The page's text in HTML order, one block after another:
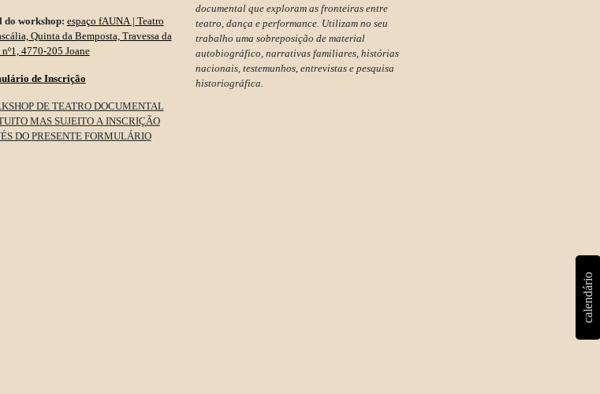
calendário
do workshop: espaço fAUNA | Teatro
Quinta da Bemposta, Travessa da
4770-205 Joane
de Inscrição
DE TEATRO DOCUMENTAL
MAS SUJEITO A INSCRIÇÃO
DO PRESENTE FORMULÁRIO
documental que exploram as fronteiras entre
teatro, dança e performance. Utilizam no seu
trabalho uma sobreposição de material
autobiográfico, narrativas familiares, histórias
nacionais, testemunhos, entrevistas e pesquisa
historiográfica.